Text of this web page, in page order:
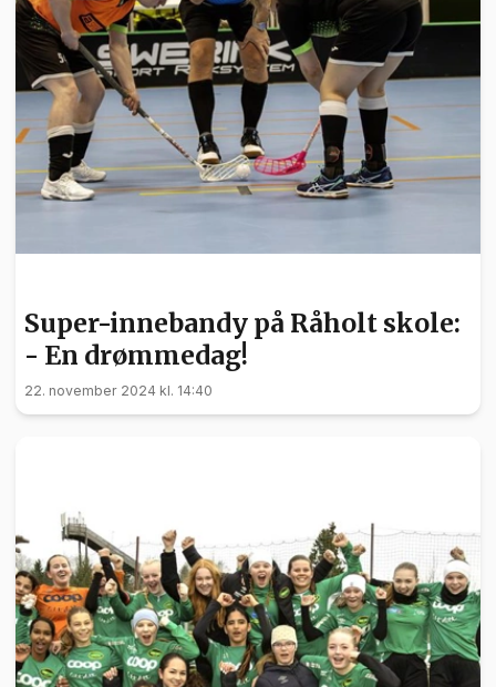
Super-innebandy på Råholt skole:
- En drømmedag!
22. november 2024 kl. 14:40